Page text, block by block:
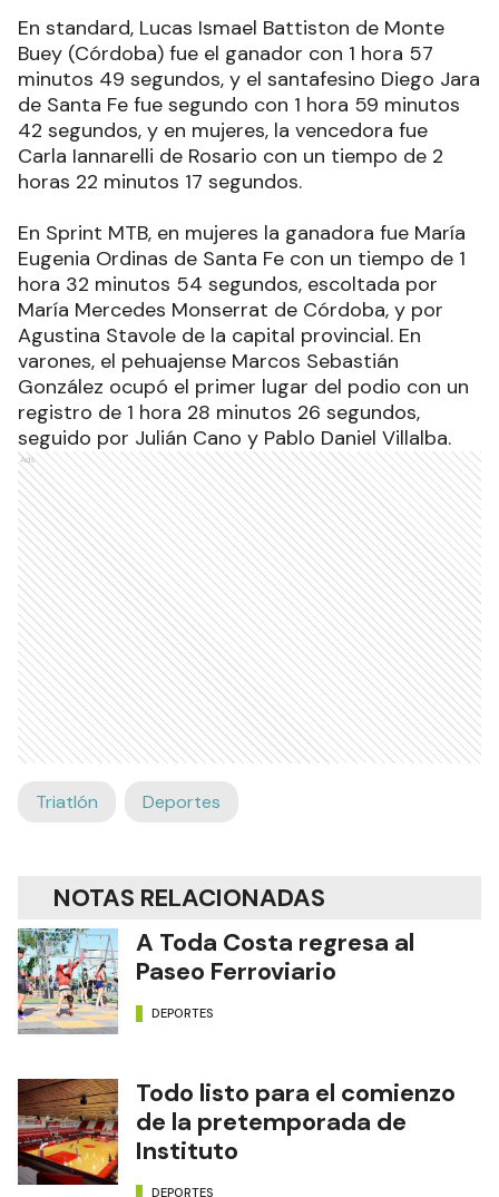
En standard, Lucas Ismael Battiston de Monte
Buey (Córdoba) fue el ganador con 1 hora 57
minutos 49 segundos, y el santafesino Diego Jara
de Santa Fe fue segundo con 1 hora 59 minutos
42 segundos, y en mujeres, la vencedora fue
Carla Iannarelli de Rosario con un tiempo de 2
horas 22 minutos 17 segundos.
En Sprint MTB, en mujeres la ganadora fue María
Eugenia Ordinas de Santa Fe con un tiempo de 1
hora 32 minutos 54 segundos, escoltada por
María Mercedes Monserrat de Córdoba, y por
Agustina Stavole de la capital provincial. En
varones, el pehuajense Marcos Sebastián
González ocupó el primer lugar del podio con un
registro de 1 hora 28 minutos 26 segundos,
seguido por Julián Cano y Pablo Daniel Villalba.
Ads
Triatlón Deportes
NOTAS RELACIONADAS
A Toda Costa regresa al
Paseo Ferroviario
DEPORTES
Todo listo para el comienzo
de la pretemporada de
Instituto
DEPORTES